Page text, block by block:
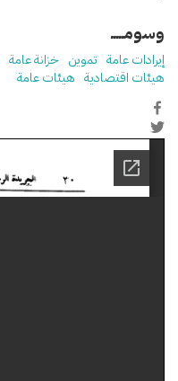
وسومـــــ
إيرادات عامة تموين خزانة عامة
هيئات اقتصادية هيئات عامة